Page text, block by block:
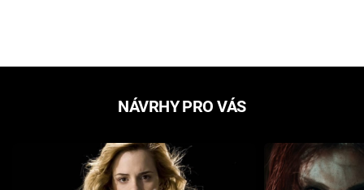
NÁVRHY PRO VÁS